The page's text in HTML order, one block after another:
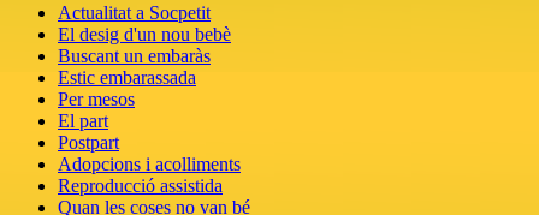
Actualitat a Socpetit
El desig d'un nou bebè
Buscant un embaràs
Estic embarassada
Per mesos
El part
Postpart
Adopcions i acolliments
Reproducció assistida
Quan les coses no van bé